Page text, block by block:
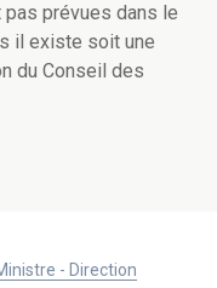
prévues dans le
il existe soit une
du Conseil des
- Direction